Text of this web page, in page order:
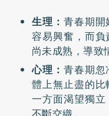
生理： 青春期
容易興奮，而
尚未成熟，導致
心理： 青春期
體上無止盡的比
一方面渴望獨